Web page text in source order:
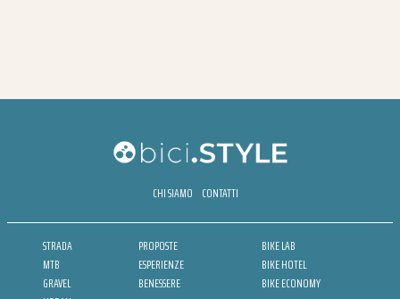
CHI SIAMO CONTATTI
STRADA
MTB
GRAVEL
PROPOSTE
ESPERIENZE
BENESSERE
BIKE LAB
BIKE HOTEL
BIKE ECONOMY